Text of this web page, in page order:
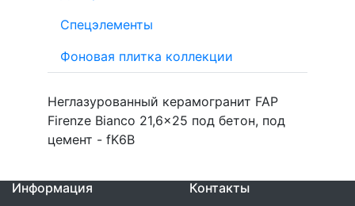
Спецэлементы
Фоновая плитка коллекции
Неглазурованный керамогранит FAP
Firenze Bianco 21,6x25 под бетон, под
цемент - fK6B
Информация Контакты